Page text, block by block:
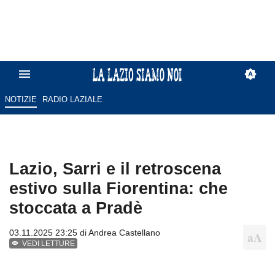
NOTIZIE RADIO LAZIALE
Lazio, Sarri e il retroscena
estivo sulla Fiorentina: che
stoccata a Pradè
03.11.2025 23:25 diAndrea Castellano
VEDI LETTURE